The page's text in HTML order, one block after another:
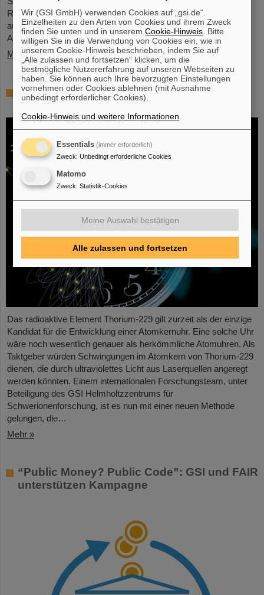
Research, IARR) mit dem renommierten Henry-Kaplan-Preis
ausgezeichnet worden. Der Preis gilt als die höchste
Auszeichnung der Strahlenforschung...
Mehr »
Hoffnung auf Entwicklung einer
Atomkernuhr wächst
Das radioaktive Element Thorium-229 gilt zurzeit als der einzige
Kandidat für die Entwicklung einer Atomkernuhr. Eine solche Uhr
wäre noch wesentlich genauer als herkömmliche Atomuhren. Als
Taktgeber würden Schwingungen im Atomkern von Thorium-229
dienen, die durch ultraviolettes Licht aus Laserquellen angeregt
werden könnten. Einem internationalen Forschungsteam, unter
Beteiligung des GSI Helmholtzzentrums für
Schwerionenforschung, ist es nun mit einer neuen Methode
gelungen, die…
Mehr »
“Public Money? Public Code”: GSI und FAIR
unterstützen Kampagne
Wir (GSI GmbH) verwenden Cookies auf „gsi.de“.
Einzelheiten zu den Arten von Cookies und ihrem Zweck
finden Sie unten und in unseremCookie-Hinweis . Bitte
willigen Sie in die Verwendung von Cookies ein, wie in
unserem Cookie-Hinweis beschrieben, indem Sie auf
„Alle zulassen und fortsetzen“ klicken, um die
bestmögliche Nutzererfahrung auf unseren Webseiten zu
haben. Sie können auch Ihre bevorzugten Einstellungen
vornehmen oder Cookies ablehnen (mit Ausnahme
unbedingt erforderlicher Cookies).
Cookie-Hinweis und weitere Informationen
Essentials (immer erforderlich)
Zweck: Unbedingt erforderliche Cookies
Matomo
Zweck: Statistik-Cookies
Meine Auswahl bestätigen
Alle zulassen und fortsetzen